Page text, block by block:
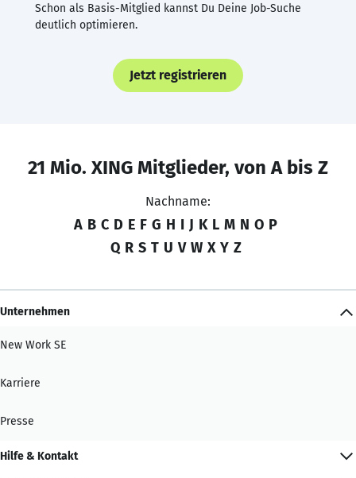
Schon als Basis-Mitglied kannst Du Deine Job-Suche
deutlich optimieren.
Jetzt registrieren
21 Mio. XING Mitglieder, von A bis Z
Nachname:
A B C D E F G H I J K L M N O P
Q R S T U V W X Y Z
Unternehmen
New Work SE
Karriere
Presse
Hilfe & Kontakt